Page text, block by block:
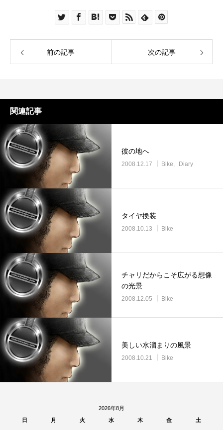
前の記事 次の記事
関連記事
彼の地へ
2008.12.17 Bike Diary
タイヤ換装
2008.10.13 Bike
チャリだからこそ広がる想像
の光景
2008.12.05 Bike
美しい水溜まりの風景
2008.10.21 Bike
2026年8月
日
月 火 水 木 金 土